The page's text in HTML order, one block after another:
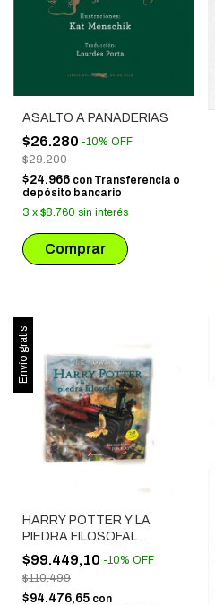
ASALTO A PANADERIAS
$26.280 -10% OFF
$29.200
$24.966 con Transferencia o
depósito bancario
3 x $8.760 sin interés
Envío gratis
HARRY POTTER Y LA
PIEDRA FILOSOFAL
(ILUSTRADO)
$99.449,10 -10% OFF
$110.499
$94.476,65 con